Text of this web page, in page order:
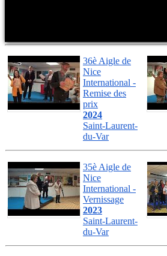
36è Aigle de
Nice
International -
Remise des
prix
2024
Saint-Laurent-
du-Var
35è Aigle de
Nice
International -
Vernissage
2023
Saint-Laurent-
du-Var